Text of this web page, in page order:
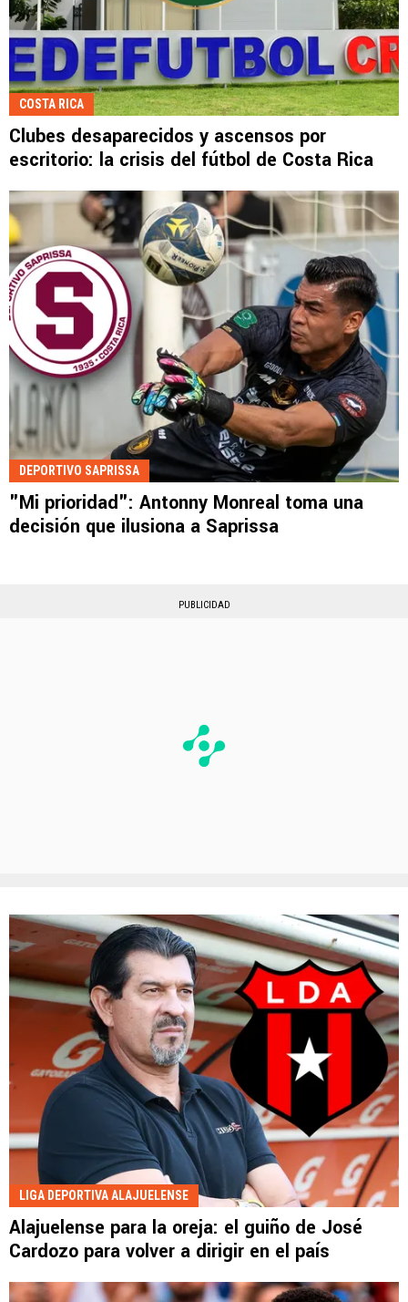
COSTA RICA
Clubes desaparecidos y ascensos por
escritorio: la crisis del fútbol de Costa Rica
DEPORTIVO SAPRISSA
"Mi prioridad": Antonny Monreal toma una
decisión que ilusiona a Saprissa
PUBLICIDAD
LIGA DEPORTIVA ALAJUELENSE
Alajuelense para la oreja: el guiño de José
Cardozo para volver a dirigir en el país